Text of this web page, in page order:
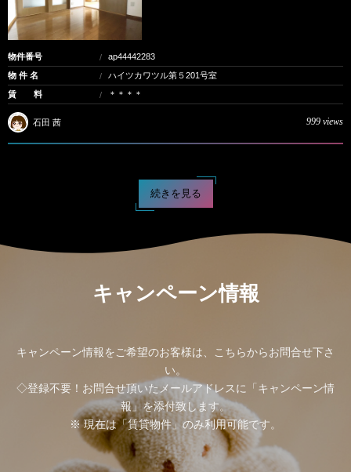
物件番号
ap44442283
物 件 名
ハイツカワツル第５201号室
賃 料
＊＊＊＊
石田 茜 999 views
続きを見る
キャンペーン情報
キャンペーン情報をご希望のお客様は、こちらからお問合せ下さ
い。
◇登録不要！お問合せ頂いたメールアドレスに「キャンペーン情
報」を添付致します。
※ 現在は「賃貸物件」のみ利用可能です。